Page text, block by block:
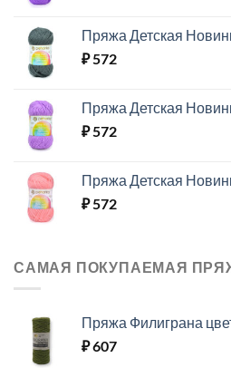
Пряжа Детская
₽572
Пряжа Детская
₽572
Пряжа Детская
₽572
САМАЯ ПОКУПАЕМАЯ
Пряжа Филиграна
₽607